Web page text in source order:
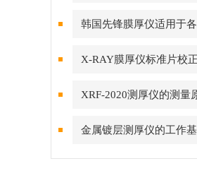
韩国先锋膜厚仪适用于
膜材料的测量
X-RAY膜厚仪标准片校
XRF-2020测厚仪的测量
基于荧光X射线技术
金属镀层测厚仪的工作
种物理或化学原理